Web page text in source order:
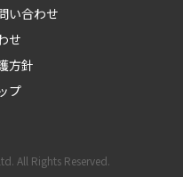
い合わせ
せ
方針
プ
All Rights Reserved.